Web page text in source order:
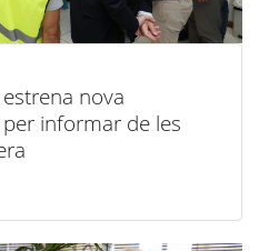
nova
informar de les